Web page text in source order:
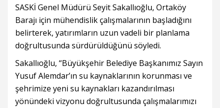
SASKİ Genel Müdürü Seyit Sakallıoğlu, Ortaköy
Barajı için mühendislik çalışmalarının başladığını
belirterek, yatırımların uzun vadeli bir planlama
doğrultusunda sürdürüldüğünü söyledi.
Sakallıoğlu, “Büyükşehir Belediye Başkanımız Sayın
Yusuf Alemdar’ın su kaynaklarının korunması ve
şehrimize yeni su kaynakları kazandırılması
yönündeki vizyonu doğrultusunda çalışmalarımızı